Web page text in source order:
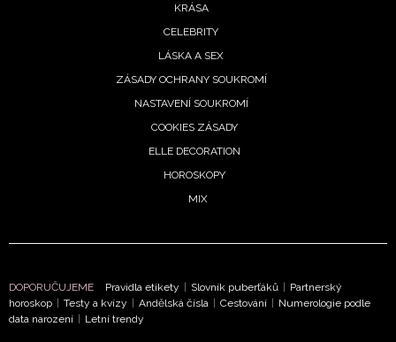
- BurdaMedia Extra s.r.o. bude s
Vašimi údaji pracovat zejména k organizaci a
vyhodnocení akce a zasílání novinek.
informace od našich partnerů? Pokud souhlasíte se
zpracováním údajů k tomuto účelu podle
soukromí BurdaMedia Extra s.r.o.
KRÁSA
CELEBRITY
LÁSKA A SEX
ZÁSADY OCHRANY SOUKROMÍ
NASTAVENÍ SOUKROMÍ
COOKIES ZÁSADY
ELLE DECORATION
HOROSKOPY
MIX
DOPORUČUJEME Pravidla etikety | Slovník puberťáků | Partnerský
horoskop | Testy a kvízy | Andělská čísla | Cestování | Numerologie podle
data narození | Letní trendy